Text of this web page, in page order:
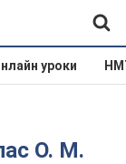
уроки
О. М.